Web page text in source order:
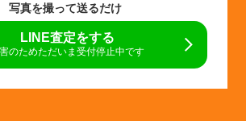
写真を撮って送るだけ
LINE査定をする
のためただいま受付停止中です